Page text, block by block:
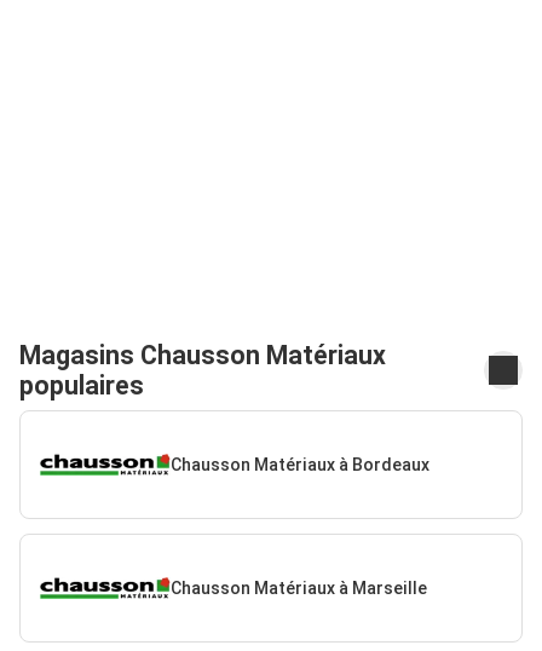
Magasins Chausson Matériaux
populaires
Chausson Matériaux à Bordeaux
Chausson Matériaux à Marseille